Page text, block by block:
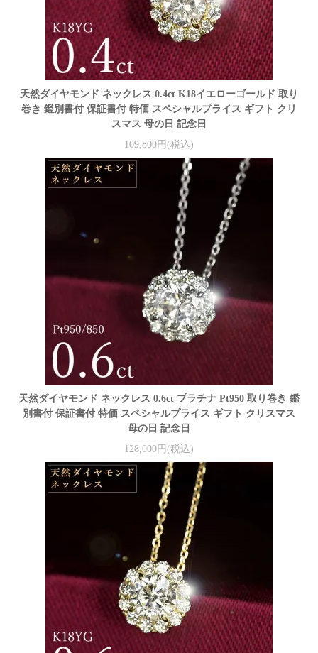
天然ダイヤモンド ネックレス 0.4ct K18イエローゴールド 取り
巻き 鑑別書付 保証書付 特価 スペシャルプライス ギフト クリ
スマス 母の日 記念日
109,800円(税込)
天然ダイヤモンド ネックレス 0.6ct プラチナ Pt950 取り巻き 鑑
別書付 保証書付 特価 スペシャルプライス ギフト クリスマス
母の日 記念日
128,000円(税込)